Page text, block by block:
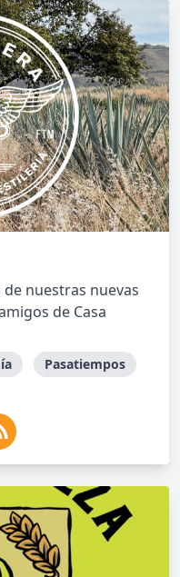
nuestras nuevas
de Casa
Pasatiempos